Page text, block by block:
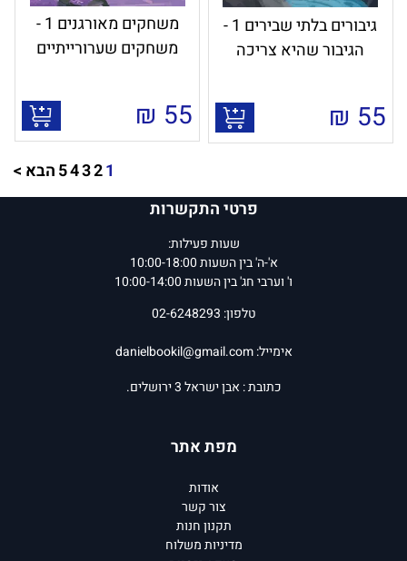
גיבורים בלתי שבירים 1 -
הגיבור שהיא צריכה
55
₪
משחקים מאורגנים 1 -
משחקים שערורייתיים
55
₪
1
2
3
4
5הבא >
פרטי התקשרות
שעות פעילות:
א'-ה' בין השעות 10:00-18:00
ו' וערבי חג' בין השעות 10:00-14:00
טלפון: 02-6248293
אימייל:danielbookil@gmail.com
כתובת : אבן ישראל 3 ירושלים.
מפת אתר
אודות
צור קשר
תקנון חנות
מדיניות משלוח